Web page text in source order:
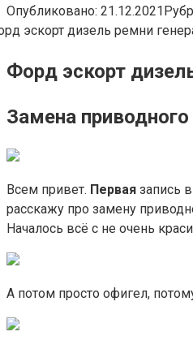
Опубликовано: 21.12.2021
Форд эскорт
Замена
Всем привет. Первая запись
расскажу про замену
Началось всё с не очень
А потом просто офигел,